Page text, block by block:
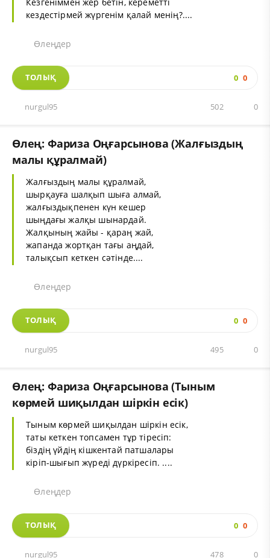
кездестірмей жүргенім қалай менің?....
Өлеңдер
ТОЛЫҚ 0 0
nurgul95 0
502
Өлең: Фариза Оңғарсынова (Жалғыздың
малы құралмай)
Жалғыздың малы құралмай,
шырқауға шалқып шыға алмай,
жалғыздықпенен күн кешер
шыңдағы жалқы шынардай.
Жалқының жайы - қараң жай,
жапанда жортқан тағы аңдай,
талықсып кеткен сәтінде....
Өлеңдер
ТОЛЫҚ 0 0
nurgul95 0
495
Өлең: Фариза Оңғарсынова (Тыным
көрмей шиқылдан шіркін есік)
Тыным көрмей шиқылдан шіркін есік,
таты кеткен топсамен тұр тіресіп:
біздің үйдің кішкентай патшалары
кіріп-шығып жүреді дүркіресіп. ....
Өлеңдер
ТОЛЫҚ 0 0
nurgul95 0
478